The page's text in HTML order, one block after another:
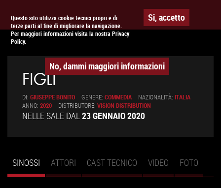
Questo sito utilizza cookie tecnici propri e di
terze parti al fine di migliorare la navigazione.
Per maggiori informazioni visita la nostra Privacy
Policy.
Si, accetto
No, dammi maggiori informazioni
APPUNTAMENTO AL CINEMA
FIGLI
DI: GIUSEPPE BONITO GENERE: COMMEDIA NAZIONALITÀ: ITALIA
ANNO: 2020 DISTRIBUTORE: VISION DISTRIBUTION
NELLE SALE DAL23 GENNAIO 2020
Schede primarie
SINOSSI (SCHEDA
ATTIVA)
ATTORI CAST TECNICO VIDEO FOTO